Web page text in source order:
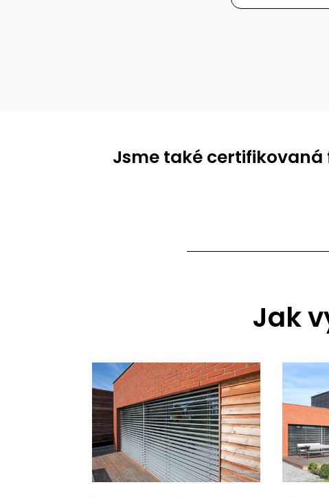
Jsme také
Jak